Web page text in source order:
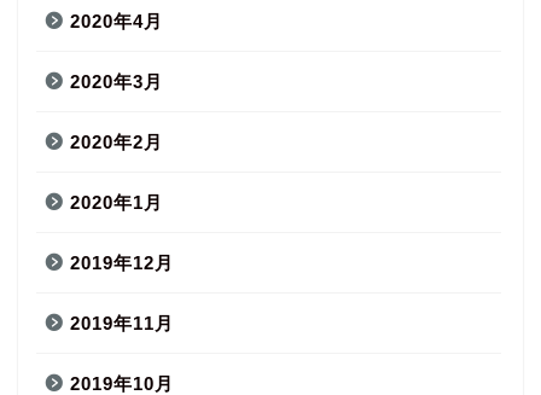
2020年4月
2020年3月
2020年2月
2020年1月
2019年12月
2019年11月
2019年10月